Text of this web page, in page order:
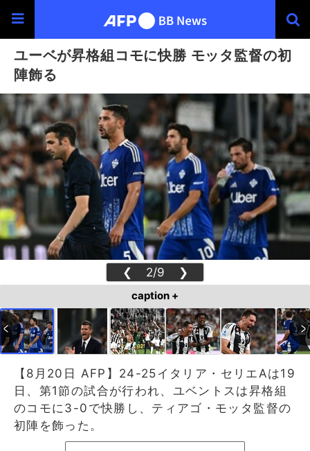
ユーベが昇格組コモに快勝 モッタ監督の初
陣飾る
❮ 2/9 ❯
caption +
【8月20日 AFP】24-25イタリア・セリエAは19
日、第1節の試合が行われ、ユベントスは昇格組
のコモに3-0で快勝し、ティアゴ・モッタ監督の
初陣を飾った。